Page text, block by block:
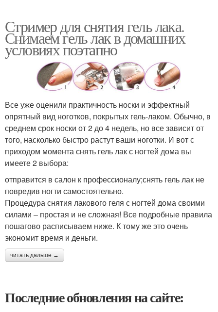
Стример для снятия гель лака.
Снимаем гель лак в домашних
условиях поэтапно
Все уже оценили практичность носки и эффектный
опрятный вид ноготков, покрытых гель-лаком. Обычно, в
среднем срок носки от 2 до 4 недель, но все зависит от
того, насколько быстро растут ваши ноготки. И вот с
приходом момента снять гель лак с ногтей дома вы
имеете 2 выбора:
отправится в салон к профессионалу;снять гель лак не
повредив ногти самостоятельно.
Процедура снятия лакового геля с ногтей дома своими
силами – простая и не сложная! Все подробные правила
пошагово расписываем ниже. К тому же это очень
экономит время и деньги.
читать дальше →
Последние обновления на сайте: